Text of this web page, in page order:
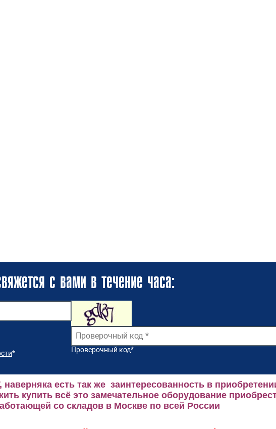
с вами в течение часа:
* Проверочный код*
есть так же заинтересованность в
купить всё это замечательное оборудование
со складов в Москве по всей России